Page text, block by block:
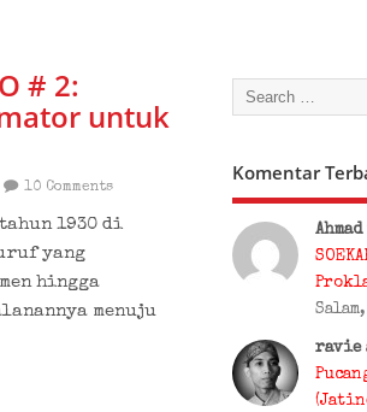
# 2:
untuk
10 Comments
1930 di
yang
hingga
menuju
Komentar
ravie